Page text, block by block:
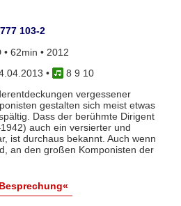
103-2
• 62min • 2012
•
8 9 10
vergessener
gestalten sich meist etwas
Dass der berühmte Dirigent
auch ein versierter und
ist durchaus bekannt. Auch wenn
an den großen Komponisten der